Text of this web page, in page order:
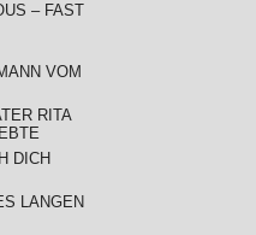
– FAST
VOM
RITA
DICH
LANGEN